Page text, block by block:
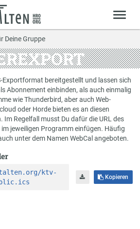
Deine Gruppe
Exportformat bereitgestellt und lassen sich
Abonnement einbinden, als auch einmalig
wie Thunderbird, aber auch Web-
oder Horde bieten es an diesen
Im Regelfall musst Du dafür die URL des
jeweiligen Programm einfügen. Häufig
unter dem Namen WebCal angeboten.
ktv-
Kopieren